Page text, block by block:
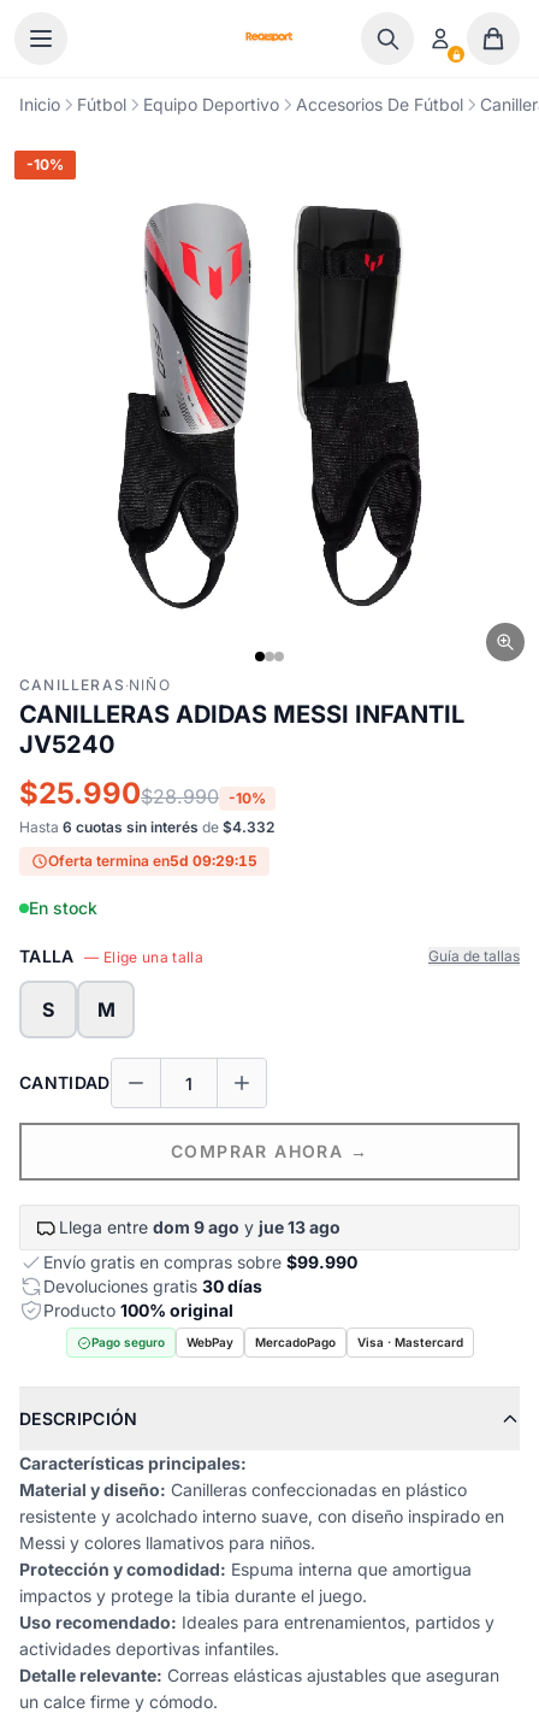
Inicio Fútbol Equipo Deportivo Accesorios De Fútbol
-10%
CANILLERAS ·NIÑO
CANILLERAS ADIDAS MESSI INFANTIL
JV5240
$25.990$28.990 -10%
Hasta 6 cuotas sin interés de $4.332
Oferta termina en5d 09:29:15
En stock
TALLA — Elige una talla Guía de tallas
S M
CANTIDAD
COMPRAR AHORA →
Llega entre dom 9 ago y jue 13 ago
Envío gratis en compras sobre $99.990
Devoluciones gratis 30 días
Producto 100% original
Pago seguro WebPay MercadoPago Visa · Mastercard
DESCRIPCIÓN
Características principales:
Material y diseño: Canilleras confeccionadas en plástico
resistente y acolchado interno suave, con diseño inspirado en
Messi y colores llamativos para niños.
Protección y comodidad: Espuma interna que amortigua
impactos y protege la tibia durante el juego.
Uso recomendado: Ideales para entrenamientos, partidos y
actividades deportivas infantiles.
Detalle relevante: Correas elásticas ajustables que aseguran
un calce firme y cómodo.